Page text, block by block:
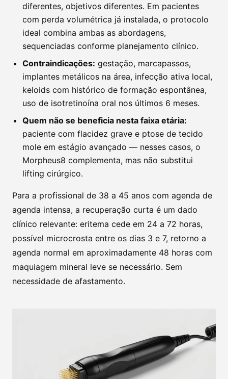
diferentes, objetivos diferentes. Em pacientes
com perda volumétrica já instalada, o protocolo
ideal combina ambas as abordagens,
sequenciadas conforme planejamento clínico.
Contraindicações: gestação, marcapassos,
implantes metálicos na área, infecção ativa local,
keloids com histórico de formação espontânea,
uso de isotretinoína oral nos últimos 6 meses.
Quem não se beneficia nesta faixa etária:
paciente com flacidez grave e ptose de tecido
mole em estágio avançado — nesses casos, o
Morpheus8 complementa, mas não substitui
lifting cirúrgico.
Para a profissional de 38 a 45 anos com agenda de
agenda intensa, a recuperação curta é um dado
clínico relevante: eritema cede em 24 a 72 horas,
possível microcrosta entre os dias 3 e 7, retorno a
agenda normal em aproximadamente 48 horas com
maquiagem mineral leve se necessário. Sem
necessidade de afastamento.